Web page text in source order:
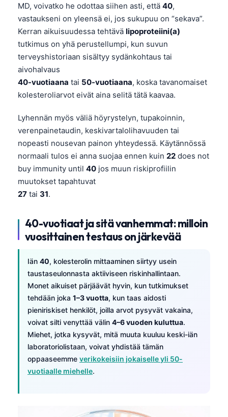
MD, voivatko he odottaa siihen asti, että 40,
vastaukseni on yleensä ei, jos sukupuu on “sekava”.
Kerran aikuisuudessa tehtävä lipoproteiini(a)
tutkimus on yhä perustellumpi, kun suvun
terveyshistoriaan sisältyy sydänkohtaus tai
aivohalvaus
40-vuotiaana tai 50-vuotiaana, koska tavanomaiset
kolesteroliarvot eivät aina selitä tätä kaavaa.
Lyhennän myös väliä höyrystelyn, tupakoinnin,
verenpainetaudin, keskivartalolihavuuden tai
nopeasti nousevan painon yhteydessä. Käytännössä
normaali tulos ei anna suojaa ennen kuin 22 does not
buy immunity until 40 jos muun riskiprofiilin
muutokset tapahtuvat
27 tai 31.
40-vuotiaat ja sitä vanhemmat: milloin
vuosittainen testaus on järkevää
Iän 40, kolesterolin mittaaminen siirtyy usein
taustaseulonnasta aktiiviseen riskinhallintaan.
Monet aikuiset pärjäävät hyvin, kun tutkimukset
tehdään joka 1–3 vuotta, kun taas aidosti
pieniriskiset henkilöt, joilla arvot pysyvät vakaina,
voivat silti venyttää välin 4–6 vuoden kuluttua.
Miehet, jotka kysyvät, mitä muuta kuuluu keski-iän
laboratoriolistaan, voivat yhdistää tämän
oppaaseemme verikokeisiin jokaiselle yli 50-
vuotiaalle miehelle.